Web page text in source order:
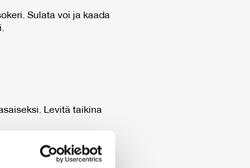
Sulata voi ja kaada
Levitä taikina
päälle. Lisää vielä
on kauniin kultaisen